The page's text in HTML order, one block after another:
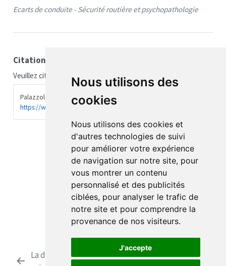
Nous utilisons des
cookies
Nous utilisons des cookies et
d'autres technologies de suivi
pour améliorer votre expérience
de navigation sur notre site, pour
vous montrer un contenu
personnalisé et des publicités
ciblées, pour analyser le trafic de
notre site et pour comprendre la
provenance de nos visiteurs.
J'accepte
Ecarts de conduite - Sécurité routière et psychopathologie
Citation
Veuillez citer ce travail comme suit :
Palazzolo, Jérôme. 2004.Site du Dr Jérôme Palazzolo
https://www.docteurjeromepalazzolo.fr
La dynamique de l’équipe
En finir avec